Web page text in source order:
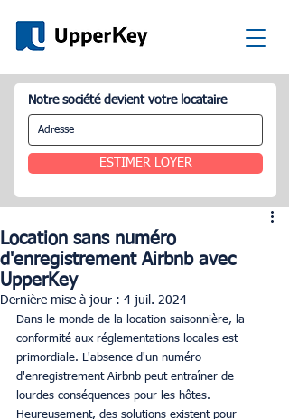
Notre société devient votre locataire
ESTIMER LOYER
Location sans numéro
d'enregistrement Airbnb avec
UpperKey
Dernière mise à jour : 4 juil. 2024
Dans le monde de la location saisonnière, la
conformité aux réglementations locales est
primordiale. L'absence d'un numéro
d'enregistrement Airbnb peut entraîner de
lourdes conséquences pour les hôtes.
Heureusement, des solutions existent pour